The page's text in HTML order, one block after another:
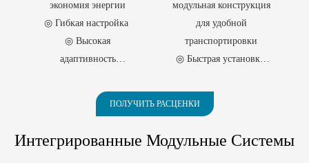
позволяя повторно
использовать
очищенную воду на
малых
Я И
Кристаллизации
одноступенчатых
агрегатов, что позволяет
повторно использовать
отработанный пар
для следующей, что
значительно снижает
Испаритель выпускается
экономия энергии
◎ Гибкая настройка
◎ Высокая
адаптивность
эффективность
применения
проблемы, связанные с
традиционными
методами удаления
аммиачного азота, мы
отгонки аммиака,
установленную на раме.
решение объединяет в
модульная конструкция
для удобной
транспортировки
◎ Быстрая установка,
строительство
◎ Гибкие решения для
применения
ПОЛУЧИТЬ РАСЦЕНКИ
Интегрированные Модульные Системы